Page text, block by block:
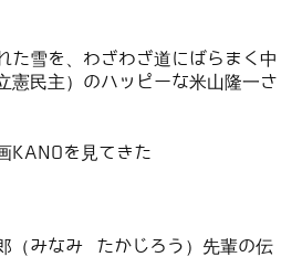
た雪を、わざわざ道にばらまく中
憲民主）のハッピーな米山隆一さ
KANOを見てきた
（みなみ たかじろう）先輩の伝